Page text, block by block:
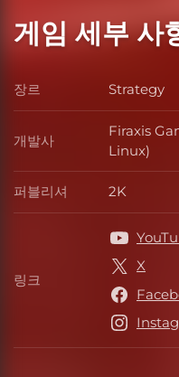
게임 세부 사
장르 장르
Strategy
개발사 개발사
Firaxis
Linux)
퍼블리셔 퍼블리셔
2K
링크 링크
X